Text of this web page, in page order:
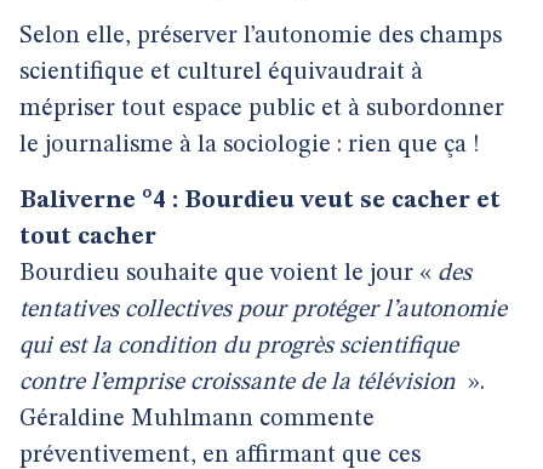
Selon elle, préserver l’autonomie des champs
scientifique et culturel équivaudrait à
mépriser tout espace public et à subordonner
le journalisme à la sociologie : rien que ça !
Baliverne °4 : Bourdieu veut se cacher et
tout cacher
Bourdieu souhaite que voient le jour « des
tentatives collectives pour protéger l’autonomie
qui est la condition du progrès scientifique
contre l’emprise croissante de la télévision ».
Géraldine Muhlmann commente
préventivement, en affirmant que ces